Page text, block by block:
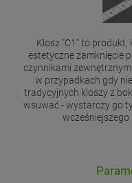
Klosz "C1" to
estetyczne zamknięcie
czynnikami
w przypadkach gdy
tradycyjnych kloszy z
wsuwać - wystarczy go